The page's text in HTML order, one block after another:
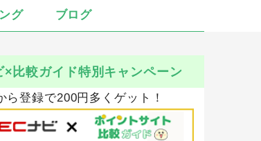
グ ブログ
×比較ガイド特別キャンペーン
登録で200円多くゲット！